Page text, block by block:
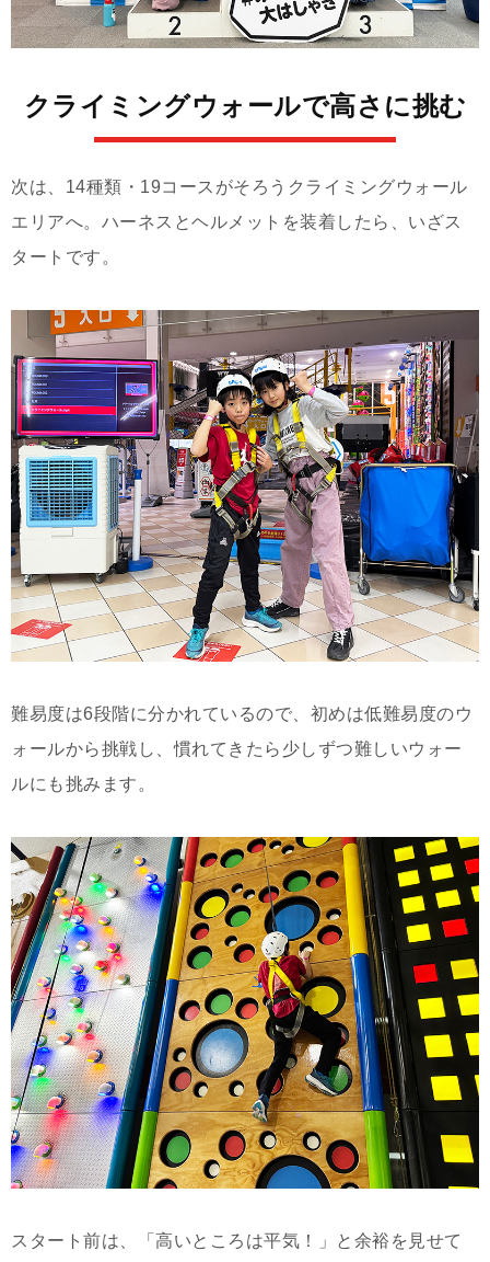
クライミングウォールで高さに挑む
次は、14種類・19コースがそろうクライミングウォール
エリアへ。ハーネスとヘルメットを装着したら、いざス
タートです。
難易度は6段階に分かれているので、初めは低難易度のウ
ォールから挑戦し、慣れてきたら少しずつ難しいウォー
ルにも挑みます。
スタート前は、「高いところは平気！」と余裕を見せて